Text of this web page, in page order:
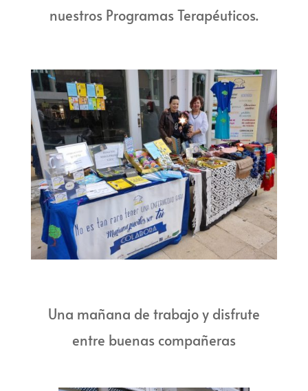
nuestros Programas Terapéuticos.
Una mañana de trabajo y disfrute
entre buenas compañeras